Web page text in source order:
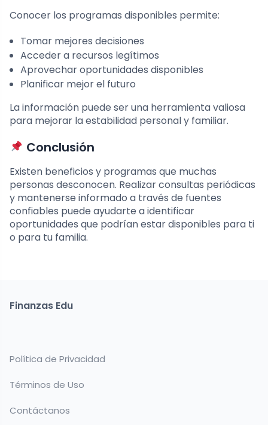
Conocer los programas disponibles permite:
Tomar mejores decisiones
Acceder a recursos legítimos
Aprovechar oportunidades disponibles
Planificar mejor el futuro
La información puede ser una herramienta valiosa
para mejorar la estabilidad personal y familiar.
Conclusión
Existen beneficios y programas que muchas
personas desconocen. Realizar consultas periódicas
y mantenerse informado a través de fuentes
confiables puede ayudarte a identificar
oportunidades que podrían estar disponibles para ti
o para tu familia.
Finanzas Edu
Política de Privacidad
Términos de Uso
Contáctanos